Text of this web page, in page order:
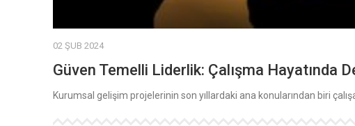
02 ŞUB 2024
Güven Temelli Liderlik: Çalışma Hayatında
Kurumsal gelişim projelerinin son yıllardaki ana konularından biri